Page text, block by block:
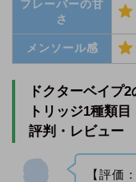
フレーバーの甘
さ
メンソール感
ドクターベイプ
トリッジ1種類
評判・レビュー
【評価：